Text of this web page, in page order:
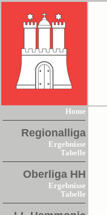
Home
Regionalliga
Ergebnisse
Tabelle
Oberliga HH
Ergebnisse
Tabelle